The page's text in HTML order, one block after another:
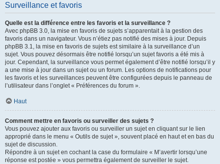
Surveillance et favoris
Quelle est la différence entre les favoris et la surveillance ?
Avec phpBB 3.0, la mise en favoris de sujets s’apparentait à la gestion des
favoris dans un navigateur. Vous n’étiez pas notifié des mises à jour. Depuis
phpBB 3.1, la mise en favoris de sujets est similaire à la surveillance d’un
sujet. Vous pouvez désormais être notifié lorsqu’un sujet favoris a été mis à
jour. Cependant, la surveillance vous permet également d’être notifié lorsqu’il y
a une mise à jour dans un sujet ou un forum. Les options de notifications pour
les favoris et les surveillances peuvent être configurées depuis le panneau de
l’utilisateur dans l’onglet « Préférences du forum ».
Haut
Comment mettre en favoris ou surveiller des sujets ?
Vous pouvez ajouter aux favoris ou surveiller un sujet en cliquant sur le lien
approprié dans le menu « Outils de sujet », souvent placé en haut et en bas du
sujet de discussion.
Répondre à un sujet en cochant la case du formulaire « M’avertir lorsqu’une
réponse est postée » vous permettra également de surveiller le sujet.